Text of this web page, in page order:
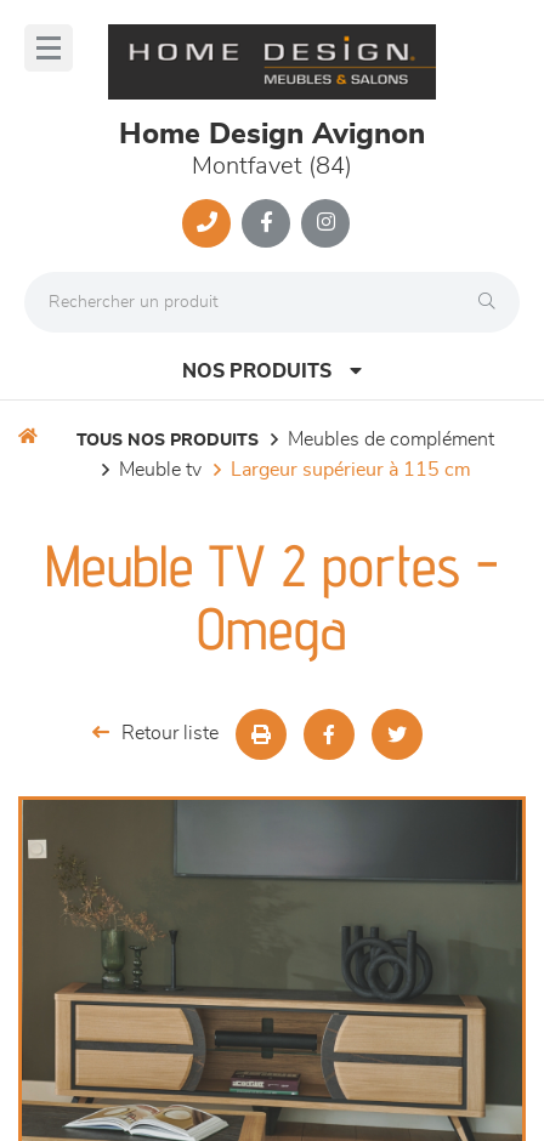
Home Design Avignon
Montfavet (84)
NOS PRODUITS
séjours
meubles de complément
TOUS NOS PRODUITS
meubles de complément
meuble tv
largeur supérieur à 115 cm
Meuble TV 2 portes -
Omega
Retour liste